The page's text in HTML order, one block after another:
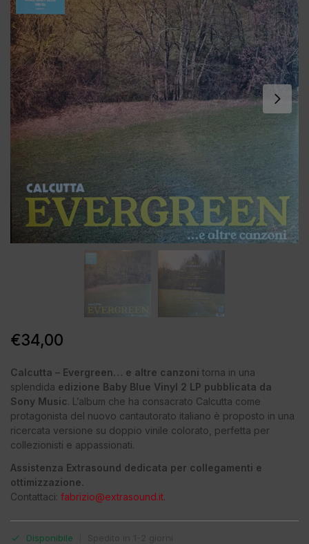
€34,00
Calcutta – Evergreen… e altre canzoni torna in una
splendida edizione Baby Blue Vinyl 2 LP pubblicata da
Sony Music. L’album che ha consacrato Calcutta come
protagonista del nuovo cantautorato italiano è proposto in una
ricercata versione su doppio vinile colorato, perfetta per
collezionisti e appassionati.
Assistenza Extrasound dedicata per collegamenti e
ottimizzazione.
Contattaci: fabrizio@extrasound.it.
Disponibile